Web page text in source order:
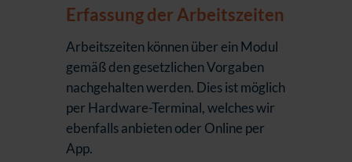
Erfassung der Arbeitszeiten
Arbeitszeiten können über ein Modul
gemäß den gesetzlichen Vorgaben
nachgehalten werden. Dies ist möglich
per Hardware-Terminal, welches wir
ebenfalls anbieten oder Online per
App.